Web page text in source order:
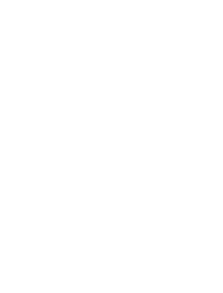
Out of these, the